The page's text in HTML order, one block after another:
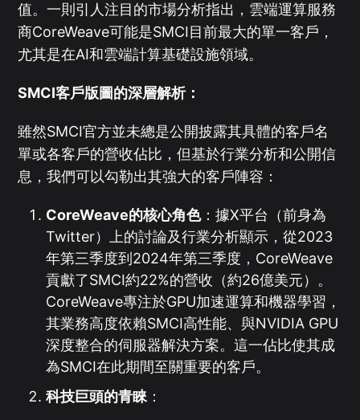
值。一則引人注目的市場分析指出，雲端運算服務
商CoreWeave可能是SMCI目前最大的單一客戶，
尤其是在AI和雲端計算基礎設施領域。
SMCI客戶版圖的深層解析：
雖然SMCI官方並未總是公開披露其具體的客戶名
單或各客戶的營收佔比，但基於行業分析和公開信
息，我們可以勾勒出其強大的客戶陣容：
CoreWeave的核心角色：據X平台（前身為
Twitter）上的討論及行業分析顯示，從2023
年第三季度到2024年第三季度，CoreWeave
貢獻了SMCI約22%的營收（約26億美元）。
CoreWeave專注於GPU加速運算和機器學習，
其業務高度依賴SMCI高性能、與NVIDIA GPU
深度整合的伺服器解決方案。這一佔比使其成
為SMCI在此期間至關重要的客戶。
科技巨頭的青睞 ：